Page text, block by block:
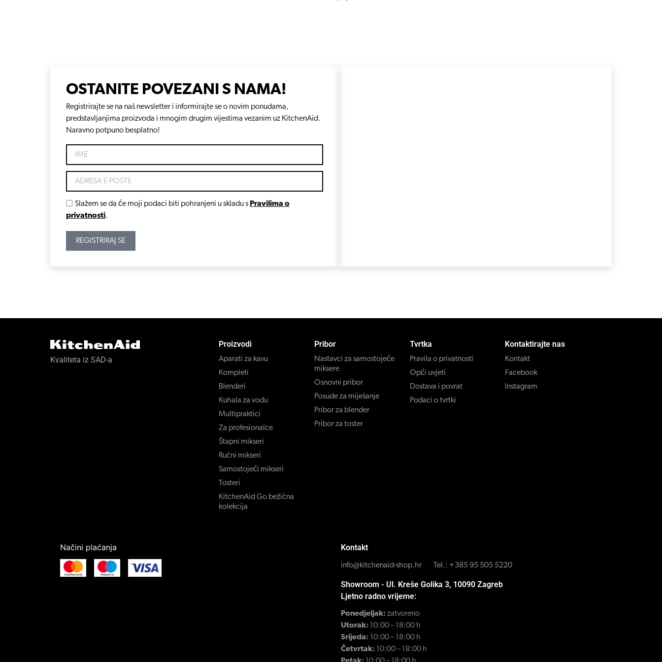
OSTANITE POVEZANI S NAMA!
Registrirajte se na naš newsletter i informirajte se o novim ponudama,
predstavljanjima proizvoda i mnogim drugim vijestima vezanim uz KitchenAid.
Naravno potpuno besplatno!
Slažem se da će moji podaci biti pohranjeni u skladu s Pravilima o
privatnosti.
REGISTRIRAJ SE
Kvaliteta iz SAD-a
Proizvodi
Aparati za kavu
Kompleti
Blenderi
Kuhala za vodu
Multipraktici
Za profesionalce
Štapni mikseri
Ručni mikseri
Samostojeći mikseri
Tosteri
KitchenAid Go bežična
kolekcija
Pribor
Nastavci za samostojeće
miksere
Osnovni pribor
Posude za miješanje
Pribor za blender
Pribor za toster
Tvrtka
Pravila o privatnosti
Opći uvjeti
Dostava i povrat
Podaci o tvrtki
Kontaktirajte nas
Kontakt
Facebook
Instagram
Načini plaćanja Kontakt
info@kitchenaid-shop.hr Tel.: +385 95 505 5220
Showroom - Ul. Kreše Golika 3, 10090 Zagreb
Ljetno radno vrijeme:
Ponedjeljak: zatvoreno
Utorak: 10:00 – 18:00 h
Srijeda: 10:00 – 18:00 h
Četvrtak: 10:00 – 18:00 h